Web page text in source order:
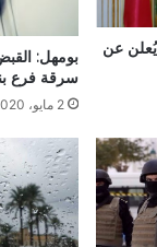
عن
بومهل:
سرقة فرع
2 مايو، 2020